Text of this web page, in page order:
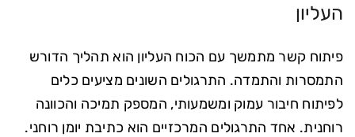
העליון
פיתוח קשר מתמשך עם הכוח העליון הוא תהליך הדורש
התמסרות והתמדה. התרגולים השונים מציעים כלים
לפיתוח חיבור עמוק ומשמעותי, המספק תמיכה והכוונה
רוחנית. אחד התרגולים המרכזיים הוא כתיבת יומן רוחני.